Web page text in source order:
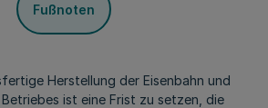
Fußnoten
Herstellung der Eisenbahn und
ist eine Frist zu setzen, die